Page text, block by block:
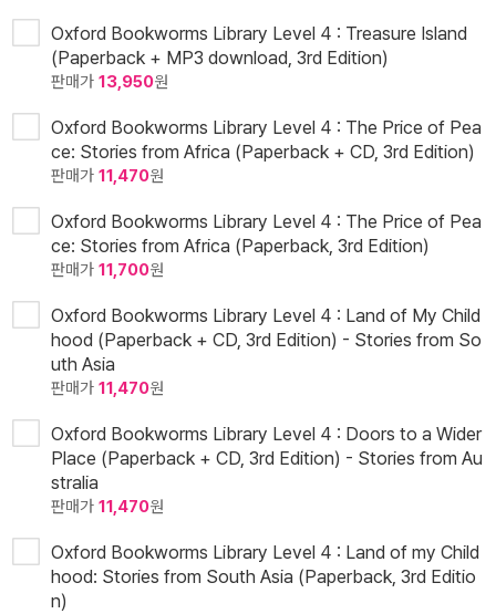
Oxford Bookworms Library Level 4 : Treasure Island
(Paperback + MP3 download, 3rd Edition)
판매가 13,950원
Oxford Bookworms Library Level 4 : The Price of Pea
ce: Stories from Africa (Paperback + CD, 3rd Edition)
판매가 11,470원
Oxford Bookworms Library Level 4 : The Price of Pea
ce: Stories from Africa (Paperback, 3rd Edition)
판매가 11,700원
Oxford Bookworms Library Level 4 : Land of My Child
hood (Paperback + CD, 3rd Edition) - Stories from So
uth Asia
판매가 11,470원
Oxford Bookworms Library Level 4 : Doors to a Wider
Place (Paperback + CD, 3rd Edition) - Stories from Au
stralia
판매가 11,470원
Oxford Bookworms Library Level 4 : Land of my Child
hood: Stories from South Asia (Paperback, 3rd Editio
n)